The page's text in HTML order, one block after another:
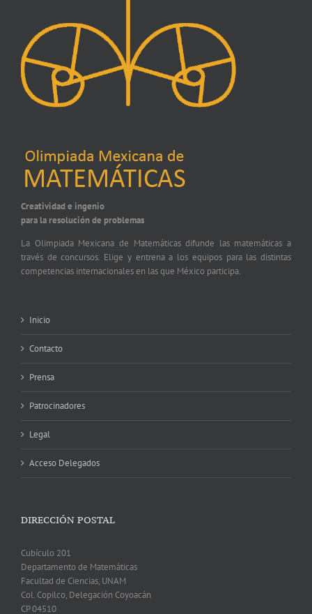
Creatividad e ingenio
para la resolución de problemas
La Olimpiada Mexicana de Matemáticas difunde las matemáticas a
través de concursos. Elige y entrena a los equipos para las distintas
competencias internacionales en las que México participa.
Inicio
Contacto
Prensa
Patrocinadores
Legal
Acceso Delegados
DIRECCIÓN POSTAL
Cubículo 201
Departamento de Matemáticas
Facultad de Ciencias, UNAM
Col. Copilco, Delegación Coyoacán
CP 04510